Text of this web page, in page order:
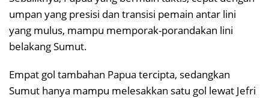
umpan yang presisi dan transisi pemain antar lini
yang mulus, mampu memporak-porandakan lini
belakang Sumut.
Empat gol tambahan Papua tercipta, sedangkan
Sumut hanya mampu melesakkan satu gol lewat Jefri